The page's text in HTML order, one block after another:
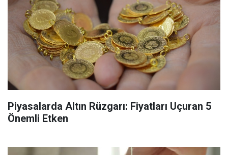
Piyasalarda Altın Rüzgarı: Fiyatları Uçuran 5
Önemli Etken